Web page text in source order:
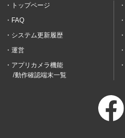
トップページ
FAQ
システム更新履歴
運営
アプリカメラ機能
/動作確認端末一覧